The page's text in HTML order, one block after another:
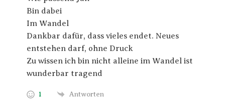
Bin dabei
Im Wandel
Dankbar dafür, dass vieles endet. Neues
entstehen darf, ohne Druck
Zu wissen ich bin nicht alleine im Wandel ist
wunderbar tragend
1 Antworten